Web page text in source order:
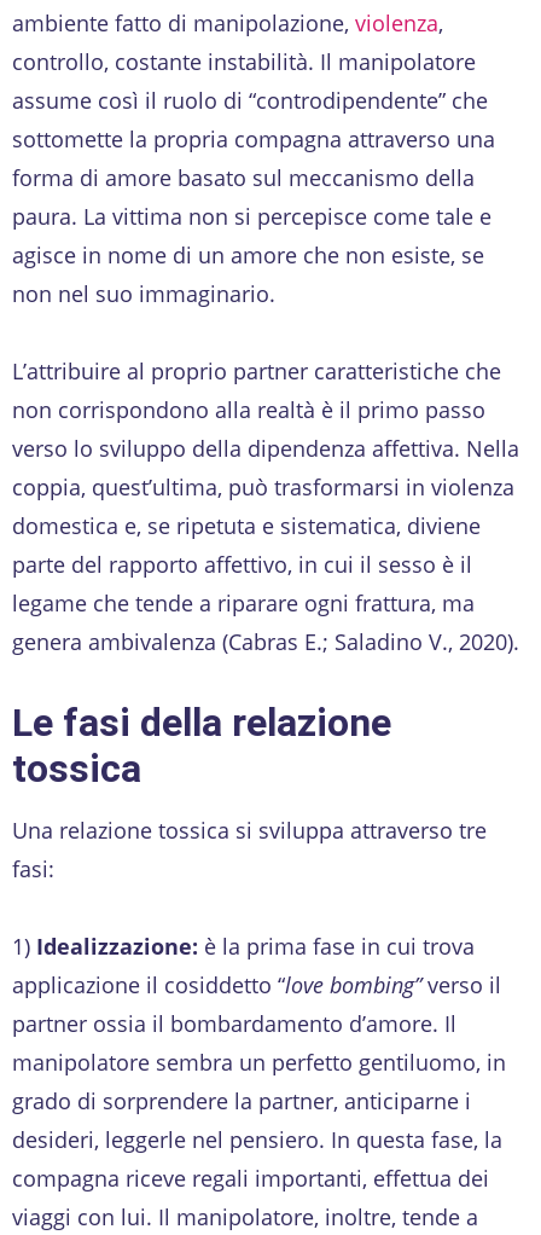
ambiente fatto di manipolazione, violenza,
controllo, costante instabilità. Il manipolatore
assume così il ruolo di “controdipendente” che
sottomette la propria compagna attraverso una
forma di amore basato sul meccanismo della
paura. La vittima non si percepisce come tale e
agisce in nome di un amore che non esiste, se
non nel suo immaginario.
L’attribuire al proprio partner caratteristiche che
non corrispondono alla realtà è il primo passo
verso lo sviluppo della dipendenza affettiva. Nella
coppia, quest’ultima, può trasformarsi in violenza
domestica e, se ripetuta e sistematica, diviene
parte del rapporto affettivo, in cui il sesso è il
legame che tende a riparare ogni frattura, ma
genera ambivalenza (Cabras E.; Saladino V., 2020).
Le fasi della relazione
tossica
Una relazione tossica si sviluppa attraverso tre
fasi:
1) Idealizzazione: è la prima fase in cui trova
applicazione il cosiddetto “love bombing”verso il
partner ossia il bombardamento d’amore. Il
manipolatore sembra un perfetto gentiluomo, in
grado di sorprendere la partner, anticiparne i
desideri, leggerle nel pensiero. In questa fase, la
compagna riceve regali importanti, effettua dei
viaggi con lui. Il manipolatore, inoltre, tende a